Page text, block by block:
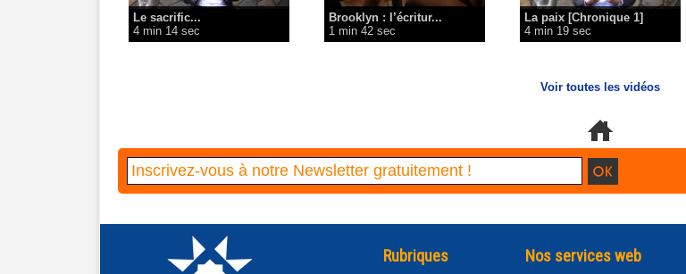
Le sacrific...
4 min 14 sec
Brooklyn : l’écritur...
1 min 42 sec
La paix [Chronique 1]
4 min 19 sec
Voir toutes les vidéos
Rubriques Nos services web